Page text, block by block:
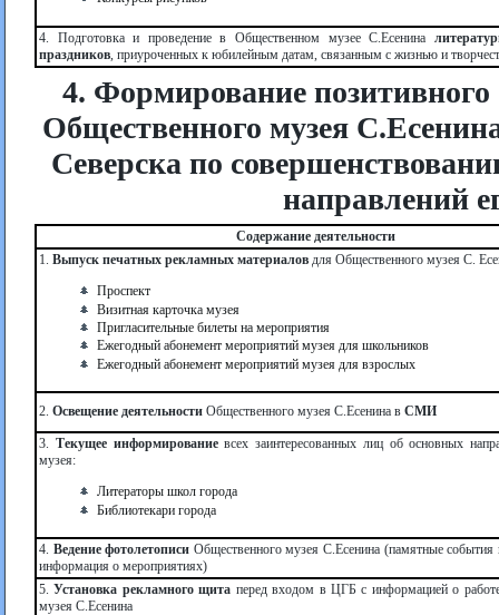
4. Подготовка и проведение в Общественном музее С.Есенина
праздников , приуроченных к юбилейным датам, связанным с жизнью и
4. Формирование
Общественного музея
Северска по
направлений
Содержание деятельности
1. Выпуск печатных рекламных материалов для Общественного музея С.
Проспект
Визитная карточка музея
Пригласительные билеты на мероприятия
Ежегодный абонемент мероприятий музея для школьников
Ежегодный абонемент мероприятий музея для взрослых
2. Освещение деятельности Общественного музея С.Есенина в СМИ
3. Текущее информированиевсех заинтересованных лиц об основных
музея:
Литераторы школ города
Библиотекари города
4. Ведение фотолетописи Общественного музея С.Есенина (памятные события
информация о мероприятиях)
5.Установка рекламного щита перед входом в ЦГБ с информацией о
музея С.Есенина